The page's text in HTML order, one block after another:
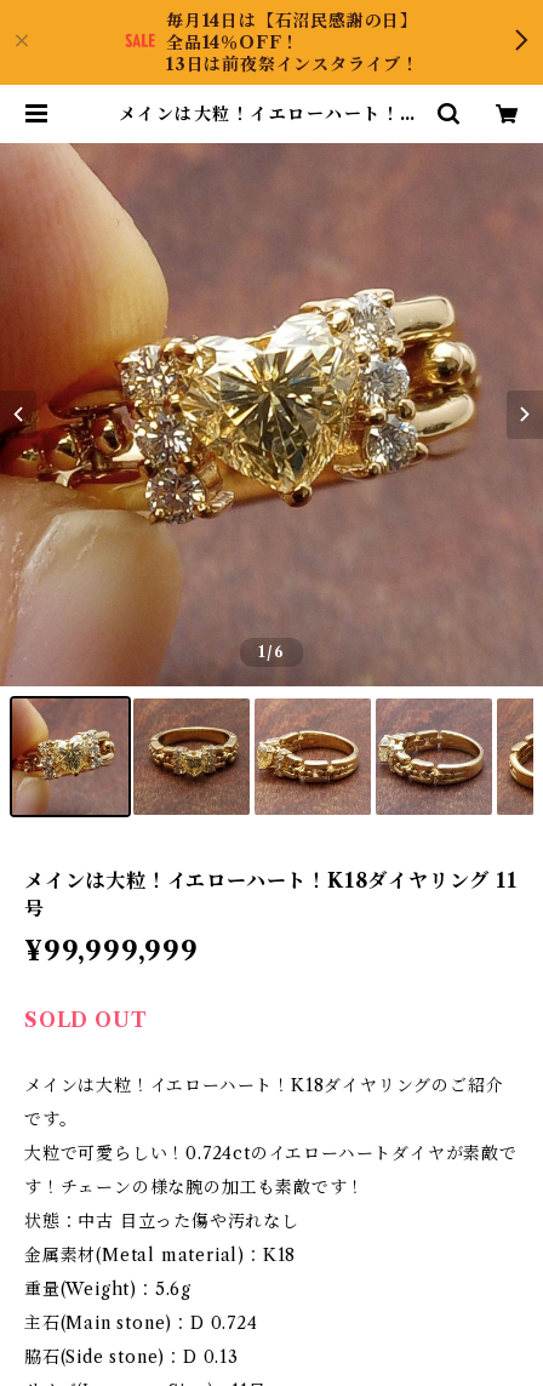
毎月14日は【石沼民感謝の日】
全品14％OFF！
13日は前夜祭インスタライブ！
メインは大粒！イエローハート！K1
1/6
メインは大粒！イエローハート！K18ダイヤリング 11
号
¥99,999,999
SOLD OUT
メインは大粒！イエローハート！K18ダイヤリングのご紹介
です。
大粒で可愛らしい！0.724ctのイエローハートダイヤが素敵で
す！チェーンの様な腕の加工も素敵です！
状態：中古 目立った傷や汚れなし
金属素材(Metal material)：K18
重量(Weight)：5.6g
主石(Main stone)：D 0.724
脇石(Side stone)：D 0.13